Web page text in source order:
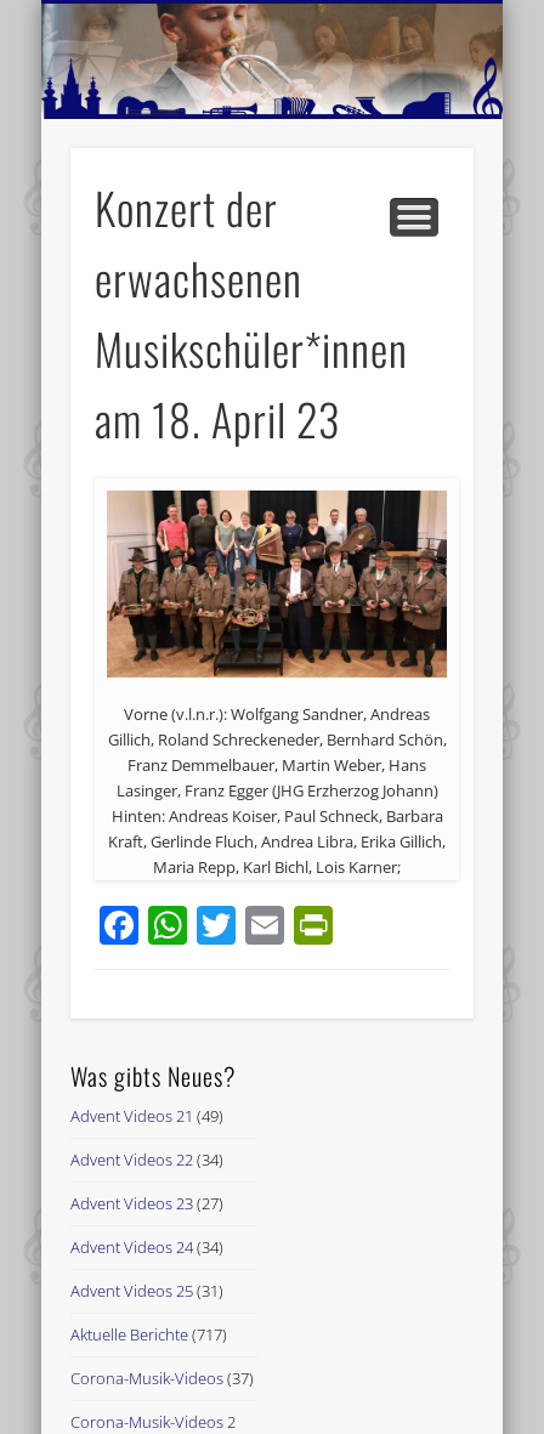
MUSIKSCHULE MARIAZELL
AKTUELLE BERICHTE
SCHULE
VIDEOS
VERANSTALTUNGSTIPPS
WEITERE INFORMATIONEN
Konzert der
erwachsenen
Musikschüler*innen
am 18. April 23
Vorne (v.l.n.r.): Wolfgang Sandner, Andreas
Gillich, Roland Schreckeneder, Bernhard Schön,
Franz Demmelbauer, Martin Weber, Hans
Lasinger, Franz Egger (JHG Erzherzog Johann)
Hinten: Andreas Koiser, Paul Schneck, Barbara
Kraft, Gerlinde Fluch, Andrea Libra, Erika Gillich,
Maria Repp, Karl Bichl, Lois Karner;
Facebook
WhatsApp
Twitter
Email
Was gibts Neues?
Advent Videos 21 (49)
Advent Videos 22(34)
Advent Videos 23(27)
Advent Videos 24(34)
Advent Videos 25(31)
Aktuelle Berichte(717)
Corona-Musik-Videos(37)
Corona-Musik-Videos 2